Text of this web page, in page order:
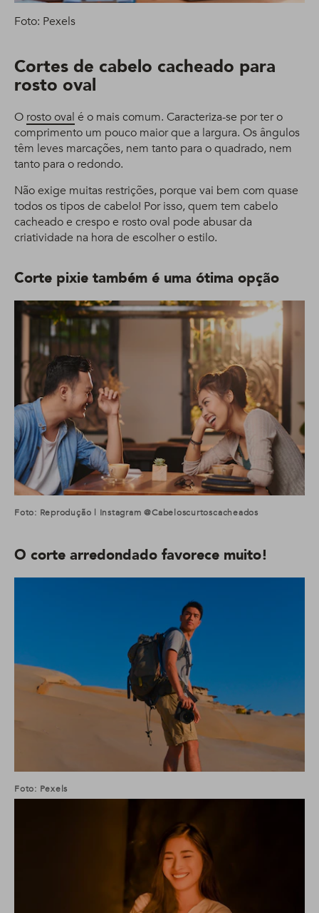
Foto: Pexels
Cortes de cabelo cacheado para
rosto oval
O rosto oval é o mais comum. Caracteriza-se por ter o
comprimento um pouco maior que a largura. Os ângulos
têm leves marcações, nem tanto para o quadrado, nem
tanto para o redondo.
Não exige muitas restrições, porque vai bem com quase
todos os tipos de cabelo! Por isso, quem tem cabelo
cacheado e crespo e rosto oval pode abusar da
criatividade na hora de escolher o estilo.
Corte pixie também é uma ótima opção
Foto: Reprodução | Instagram @cabeloscurtoscacheados
O corte arredondado favorece muito!
Foto: Pexels